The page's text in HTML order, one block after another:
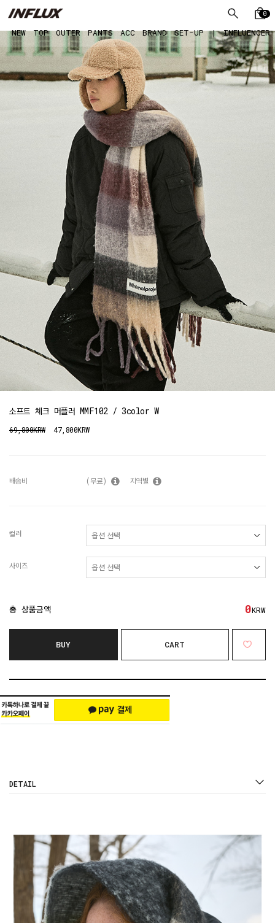
0
NEW TOP OUTER PANTS ACC BRAND SET-UP | INFLUENCER
소프트 체크 머플러 MMF102 / 3color W
69,800KRW 47,800KRW
배송비 (무료) 지역별
컬러
사이즈
총 상품금액 0KRW
BUY CART
DETAIL